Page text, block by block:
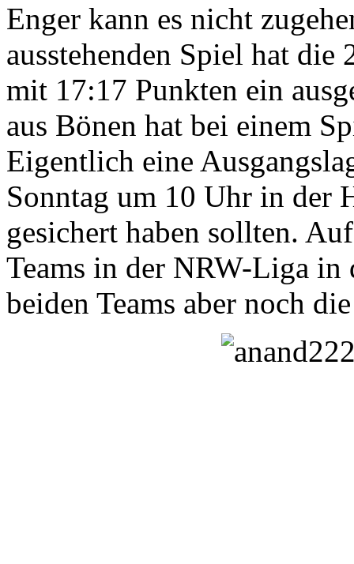
Enger kann es nicht
ausstehenden Spiel hat
mit 17:17 Punkten ein
aus Bönen hat bei einem
Eigentlich eine
Sonntag um 10 Uhr in der
gesichert haben sollten.
Teams in der NRW-Liga
beiden Teams aber noch